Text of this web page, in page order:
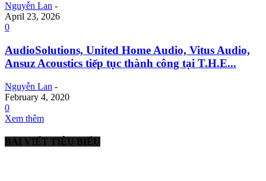
Nguyễn Lan -
April 23, 2026
0
AudioSolutions, United Home Audio, Vitus Audio,
Ansuz Acoustics tiếp tục thành công tại T.H.E...
Nguyễn Lan -
February 4, 2020
0
Xem thêm
BÀI VIẾT TIÊU BIỂU